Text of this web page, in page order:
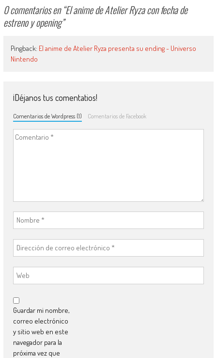
0 comentarios en “El anime de Atelier Ryza con fecha de
estreno y opening”
Pingback: El anime de Atelier Ryza presenta su ending - Universo
Nintendo
¡Déjanos tus comentatios!
Comentarios de Wordpress (1) Comentarios de Facebook
Guardar mi nombre,
correo electrónico
y sitio web en este
navegador para la
próxima vez que